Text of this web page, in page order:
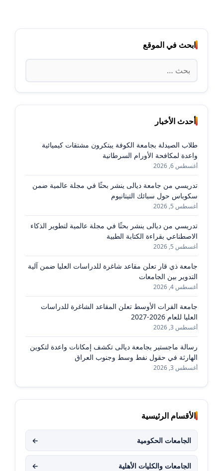
ابحث في الموقع
البحث
عن:
أحدث الأخبار
طلاب الصيدلة بجامعة الكوفة يبتكرون مشتقات كيميائية
واعدة لمكافحة الأورام السرطانية
أغسطس 6, 2026
تدريسي من جامعة ديالى ينشر بحثًا في مجلة عالمية ضمن
سكوباس حول سبائك التيتانيوم
أغسطس 5, 2026
تدريسي من ديالى ينشر بحثًا في مجلة عالمية لتطوير الذكاء
الاصطناعي بقراءة الكتابة الطبية
أغسطس 5, 2026
جامعة ذي قار تعلن مقاعد شاغرة للدراسات العليا ضمن آلية
التدوير بين الجامعات
أغسطس 4, 2026
جامعة الفرات الأوسط تعلن المقاعد الشاغرة للدراسات
العليا للعام 2026-2027
أغسطس 3, 2026
رسالة ماجستير بجامعة ديالى تكشف إمكانات واعدة لتكوين
الهارثة في حقول نفط وسط وجنوب العراق
أغسطس 3, 2026
الأقسام الرئيسية
الجامعات الحكومية ←
الجامعات والكليات الأهلية ←